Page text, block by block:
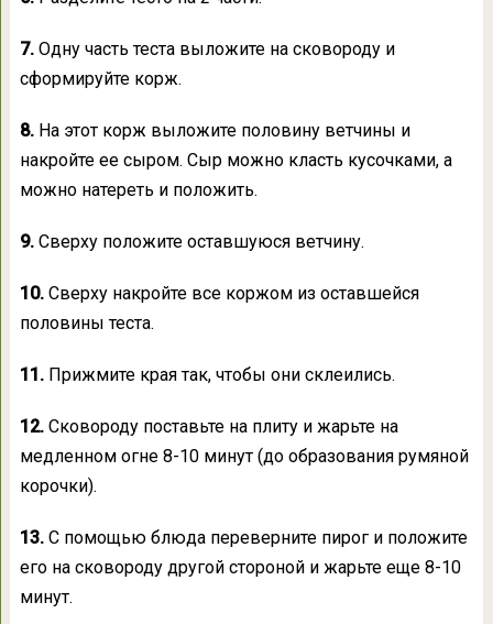
7.Одну часть теста выложите на сковороду и
сформируйте корж.
8.На этот корж выложите половину ветчины и
накройте ее сыром. Сыр можно класть кусочками, а
можно натереть и положить.
9.Сверху положите оставшуюся ветчину.
10.Сверху накройте все коржом из оставшейся
половины теста.
11.Прижмите края так, чтобы они склеились.
12.Сковороду поставьте на плиту и жарьте на
медленном огне 8-10 минут (до образования румяной
корочки).
13.С помощью блюда переверните пирог и положите
его на сковороду другой стороной и жарьте еще 8-10
минут.